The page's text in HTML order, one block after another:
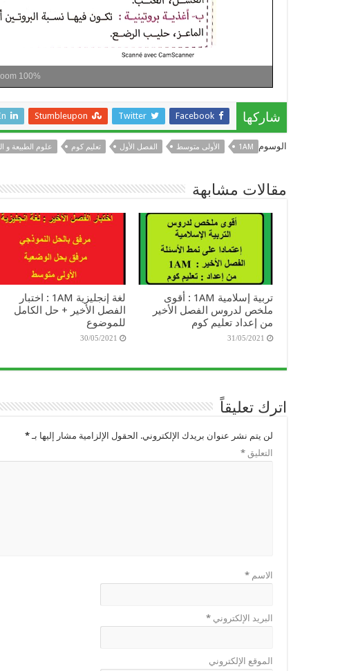
100%
شاركها Facebook
Twitter
Stumbleupon
الوسوم 1AM الأولى متوسط الفصل الأول تعليم كوم علوم الطبيعة و
مقالات مشابهة
تربية إسلامية 1AM : أقوى
ملخص لدروس الفصل الأخير
من إعداد تعليم كوم
31/05/2021
لغة إنجليزية 1AM : اختبار
الفصل الأخير + حل الكامل
للموضوع
30/05/2021
اترك تعليقاً
لن يتم نشر عنوان بريدك الإلكتروني. الحقول الإلزامية مشار إليها بـ*
التعليق*
الاسم*
البريد الإلكتروني*
الموقع الإلكتروني